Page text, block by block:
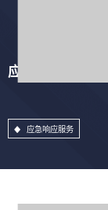
应急响应服务
应急响应服务